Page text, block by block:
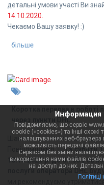
детальні умови участі Ви
14.10.2020.
Чекаємо Вашу заявку! :)
більше
через пункти DHL
Шановні Клієнти та Партнери!
Повідомляємо, щоз суботи
18.10.2020 р. до 09:00 у
послуги оператора DHL
ми рекомендуємо
Информация
Повідомляємо, що сервіс
cookie («cookies») та інші схожі
налаштуваннях веб-
можливість передачі
Сервісом без зміни
використання нами файлів
на доступ до них.
Політиці